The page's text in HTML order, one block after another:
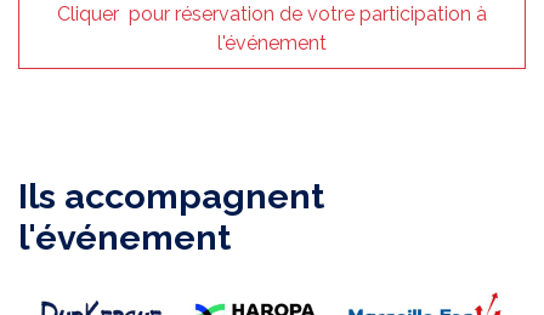
Cliquer pour réservation de votre participation à
l'événement
Ils accompagnent
l'événement